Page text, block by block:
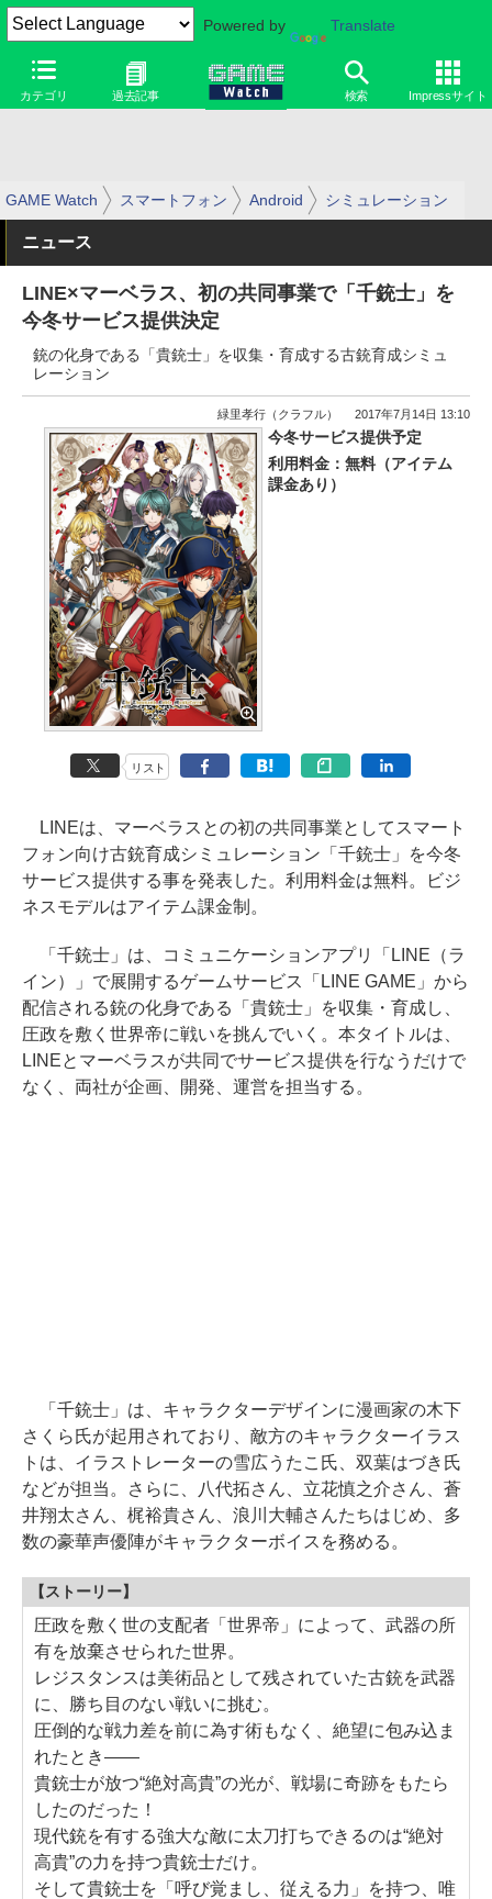
Powered by Translate
カテゴリ 過去記事 検索 Impressサイト
GAME Watch スマートフォン Android シミュレーション
ニュース
LINE×マーベラス、初の共同事業で「千銃士」を
今冬サービス提供決定
銃の化身である「貴銃士」を収集・育成する古銃育成シミュ
レーション
緑里孝行（クラフル） 2017年7月14日 13:10
今冬サービス提供予定
利用料金：無料（アイテム
課金あり）
リスト
LINEは、マーベラスとの初の共同事業としてスマート
フォン向け古銃育成シミュレーション「千銃士」を今冬
サービス提供する事を発表した。利用料金は無料。ビジ
ネスモデルはアイテム課金制。
「千銃士」は、コミュニケーションアプリ「LINE（ラ
イン）」で展開するゲームサービス「LINE GAME」から
配信される銃の化身である「貴銃士」を収集・育成し、
圧政を敷く世界帝に戦いを挑んでいく。本タイトルは、
LINEとマーベラスが共同でサービス提供を行なうだけで
なく、両社が企画、開発、運営を担当する。
「千銃士」は、キャラクターデザインに漫画家の木下
さくら氏が起用されており、敵方のキャラクターイラス
トは、イラストレーターの雪広うたこ氏、双葉はづき氏
などが担当。さらに、八代拓さん、立花慎之介さん、蒼
井翔太さん、梶裕貴さん、浪川大輔さんたちはじめ、多
数の豪華声優陣がキャラクターボイスを務める。
【ストーリー】
圧政を敷く世の支配者「世界帝」によって、武器の所
有を放棄させられた世界。
レジスタンスは美術品として残されていた古銃を武器
に、勝ち目のない戦いに挑む。
圧倒的な戦力差を前に為す術もなく、絶望に包み込ま
れたとき――
貴銃士が放つ“絶対高貴”の光が、戦場に奇跡をもたら
したのだった！
現代銃を有する強大な敵に太刀打ちできるのは“絶対
高貴”の力を持つ貴銃士だけ。
そして貴銃士を「呼び覚まし、従える力」を持つ、唯